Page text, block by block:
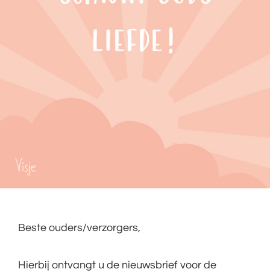
Beste ouders/verzorgers,
Hierbij ontvangt u de nieuwsbrief voor de